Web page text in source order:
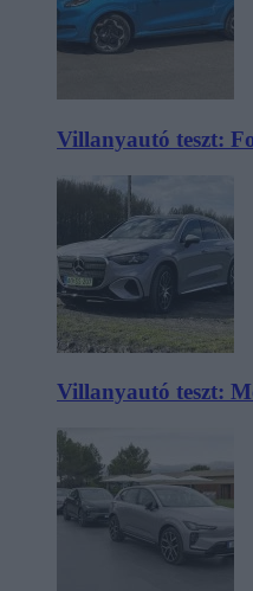
Villanyautó teszt:
Villanyautó teszt: